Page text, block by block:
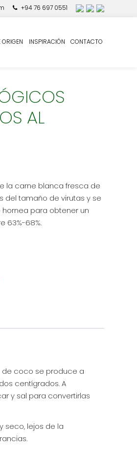
+94 76 697 0551
INSPIRACIÓN CONTACTO
AL
la carne blanca fresca de
del tamaño de virutas y se
hornea para obtener un
63%-68%.
de coco se produce a
centígrados. A
y sal para convertirlas
seco, lejos de la